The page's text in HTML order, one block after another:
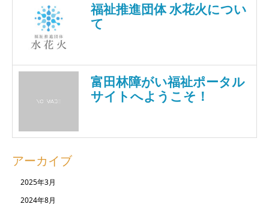
福祉推進団体 水花火につい
て
富田林障がい福祉ポータル
サイトへようこそ！
アーカイブ
2025年3月
2024年8月